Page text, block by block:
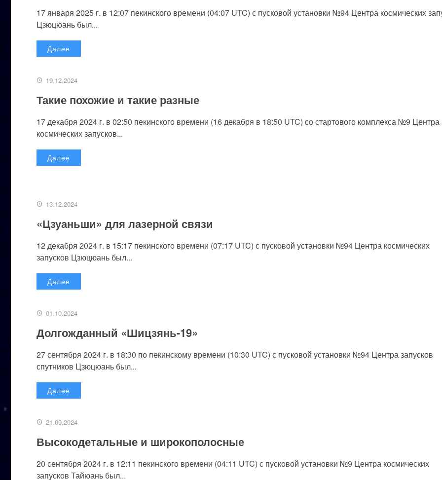
17 января 2025 г. в 12:07 пекинского времени (04:07 UTC) с пусковой установки №94 Центра космических
Цзюцюань был...
Далее
19.12.2024
Такие похожие и такие разные
17 декабря 2024 г. в 02:50 пекинского времени (16 декабря в 18:50 UTC) со стартового комплекса №9 Центра
космических запусков...
Далее
13.12.2024
«Цзуаньши» для лазерной связи
12 декабря 2024 г. в 15:17 пекинского времени (07:17 UTC) с пусковой установки №94 Центра космических
запусков Цзюцюань был...
Далее
01.10.2024
Долгожданный «Шицзянь-19»
27 сентября 2024 г. в 18:30 по пекинскому времени (10:30 UTC) с пусковой установки №94 Центра запусков
спутников Цзюцюань был...
Далее
21.09.2024
Высокодетальные и широкополосные
20 сентября 2024 г. в 12:11 пекинского времени (04:11 UTC) с пусковой установки №9 Центра космических
запусков Тайюань был...